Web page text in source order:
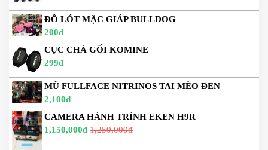
ĐỒ LÓT MẶC GIÁP BULLDOG
200đ
CỤC CHÀ GỐI KOMINE
299đ
MŨ FULLFACE NITRINOS TAI MÈO ĐEN
2,100đ
CAMERA HÀNH TRÌNH EKEN H9R
1,150,000đ 1,250,000đ